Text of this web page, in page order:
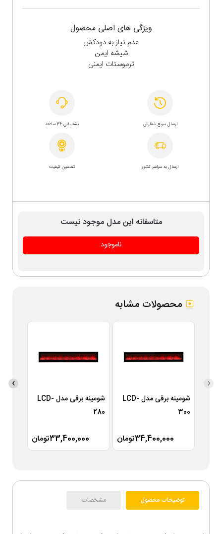
ویژگی های اصلی محصول
عدم نیاز به دودکش
شیشه ایمن
ترموستات ایمنی
ارسال سریع سفارش پشتیبانی 24 ساعته
ارسال به سراسر کشور تضمین کیفیت
متاسفانه این مدل موجود نیست
ناموجود
محصولات مشابه
شومینه برقی مدل LCD-
300
34,400,000تومان
شومینه برقی مدل LCD-
280
33,400,000تومان
‹
›
توضیحات محصول مشخصات